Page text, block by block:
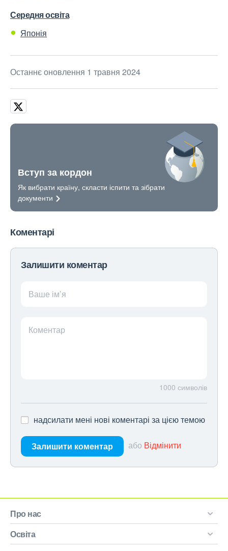
Середня освіта
Японія
Останнє оновлення 1 травня 2024
Вступ за кордон
Як вибрати країну, скласти іспити та зібрати
документи
Коментарі
Залишити коментар
Ваше ім’я
Коментар
1000 символів
надсилати мені нові коментарі за цією темою
Залишити коментар або Відмінити
Про нас
Освіта